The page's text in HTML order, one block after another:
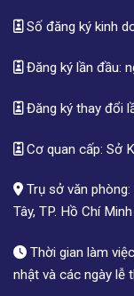
Số đăng ký kinh
Đăng ký lần đầu:
Đăng ký thay đổi
Cơ quan cấp: Sở
Trụ sở văn
Tây, TP. Hồ Chí Minh
Thời gian làm
nhật và các ngày lễ